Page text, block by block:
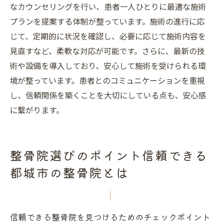
なカウンセリングを行い、患者一人ひとりに最適な施術
プランを提案する体制が整っています。施術の進行に応
じて、定期的に状況を確認し、必要に応じて施術内容を
見直すなど、柔軟な対応が可能です。さらに、最新の技
術や設備を導入しており、安心して施術を受けられる環
境が整っています。患者とのコミュニケーションを重視
し、信頼関係を築くことを大切にしている点も、安心感
に繋がります。
整骨院選びのポイント信頼できる
都城市の整骨院とは
信頼できる整骨院を見つけるためのチェックポイント